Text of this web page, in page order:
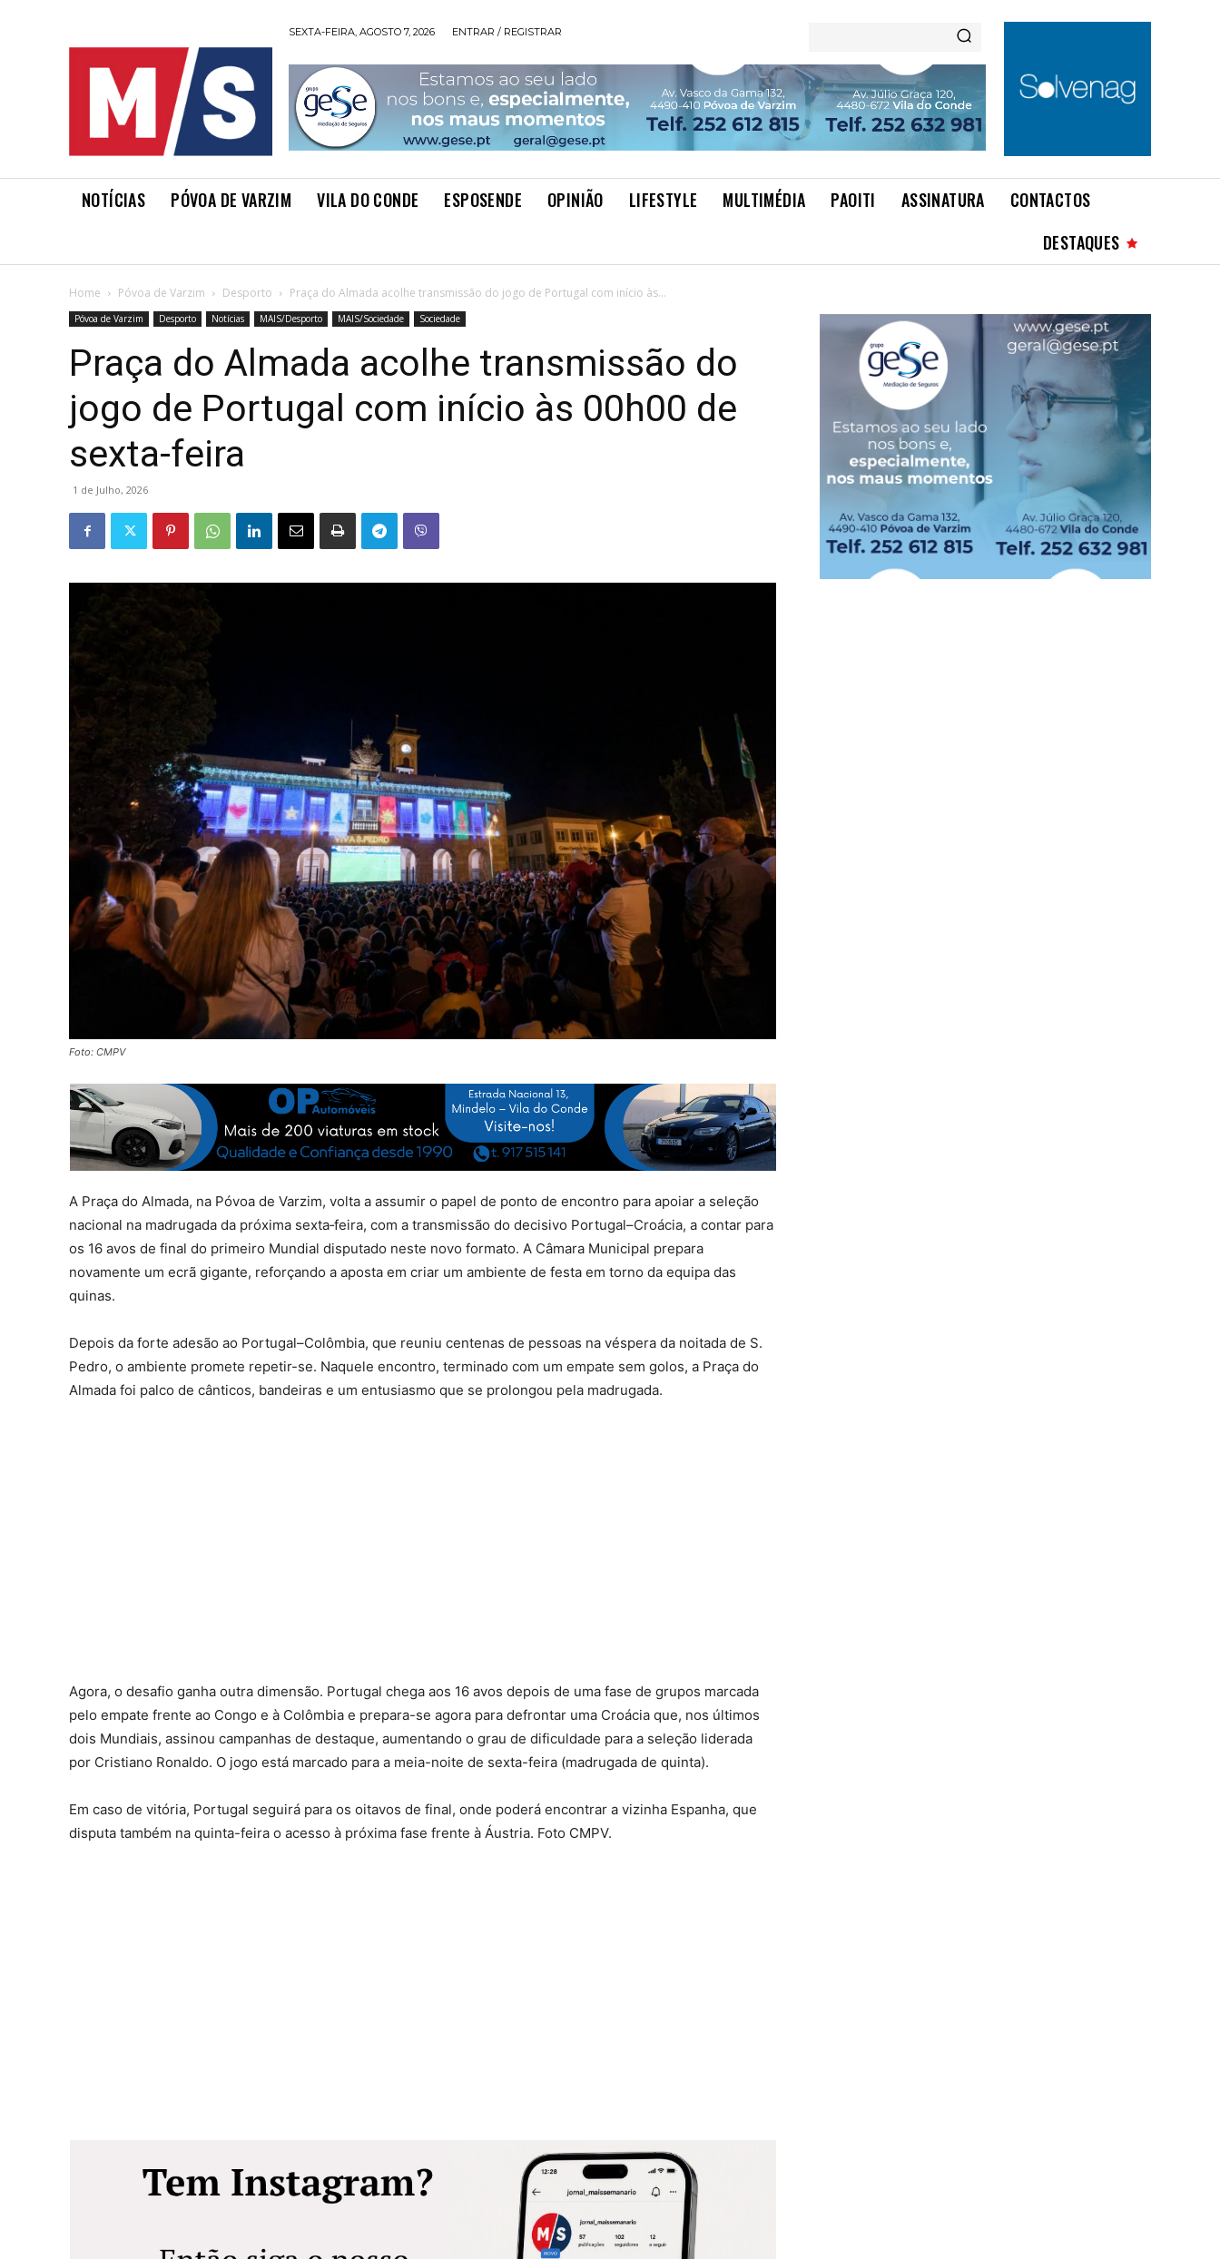
SEXTA-FEIRA, AGOSTO 7, 2026 ENTRAR / REGISTRAR
NOTÍCIAS PÓVOA DE VARZIM VILA DO CONDE ESPOSENDE OPINIÃO LIFESTYLE MULTIMÉDIA PAOITI ASSINATURA
CONTACTOS
DESTAQUES
Home Póvoa de Varzim Desporto Praça do Almada acolhe transmissão do jogo de Portugal com início às...
Póvoa de Varzim Desporto Notícias MAIS/Desporto MAIS/Sociedade Sociedade
Praça do Almada acolhe transmissão do
jogo de Portugal com início às 00h00 de
sexta-feira
1 de Julho, 2026
Foto: CMPV
A Praça do Almada, na Póvoa de Varzim, volta a assumir o papel de ponto de encontro para apoiar a seleção
nacional na madrugada da próxima sexta‑feira, com a transmissão do decisivo Portugal–Croácia, a contar para
os 16 avos de final do primeiro Mundial disputado neste novo formato. A Câmara Municipal prepara
novamente um ecrã gigante, reforçando a aposta em criar um ambiente de festa em torno da equipa das
quinas.
Depois da forte adesão ao Portugal–Colômbia, que reuniu centenas de pessoas na véspera da noitada de S.
Pedro, o ambiente promete repetir-se. Naquele encontro, terminado com um empate sem golos, a Praça do
Almada foi palco de cânticos, bandeiras e um entusiasmo que se prolongou pela madrugada.
Agora, o desafio ganha outra dimensão. Portugal chega aos 16 avos depois de uma fase de grupos marcada
pelo empate frente ao Congo e à Colômbia e prepara-se agora para defrontar uma Croácia que, nos últimos
dois Mundiais, assinou campanhas de destaque, aumentando o grau de dificuldade para a seleção liderada
por Cristiano Ronaldo. O jogo está marcado para a meia-noite de sexta-feira (madrugada de quinta).
Em caso de vitória, Portugal seguirá para os oitavos de final, onde poderá encontrar a vizinha Espanha, que
disputa também na quinta-feira o acesso à próxima fase frente à Áustria. Foto CMPV.